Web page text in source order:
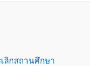
ลิกสถานศึกษา